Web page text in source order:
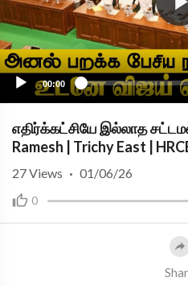
00:00
எதிர்க்கட்சியே இல்லாத
Ramesh | Trichy East |
0
27Views · 01/06/26